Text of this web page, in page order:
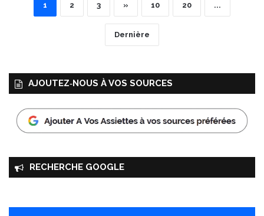
1 2 3 » 10 20 ...
Dernière
AJOUTEZ‑NOUS À VOS SOURCES
RECHERCHE GOOGLE